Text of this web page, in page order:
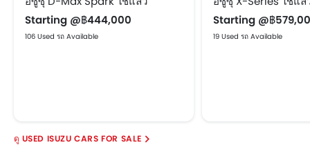
Starting @฿444,000
106 Used รถ Available
Starting @฿
19 Used รถ Available
USED ISUZU CARS FOR SALE